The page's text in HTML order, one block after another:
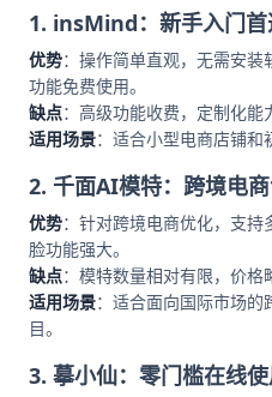
1. insMind：新手入门首
优势：操作简单直观，无需安
功能免费使用。
缺点：高级功能收费，定制化能
适用场景：适合小型电商店铺和
2. 千面AI模特：跨境电
优势：针对跨境电商优化，支
脸功能强大。
缺点：模特数量相对有限，价格
适用场景：适合面向国际市场
目。
3. 摹小仙：零门槛在线